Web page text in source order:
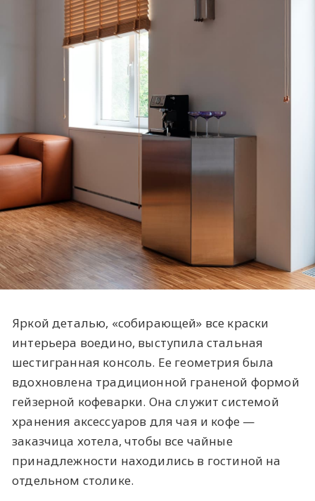
Яркой деталью, «собирающей» все краски
интерьера воедино, выступила стальная
шестигранная консоль. Ее геометрия была
вдохновлена традиционной граненой формой
гейзерной кофеварки. Она служит системой
хранения аксессуаров для чая и кофе —
заказчица хотела, чтобы все чайные
принадлежности находились в гостиной на
отдельном столике.